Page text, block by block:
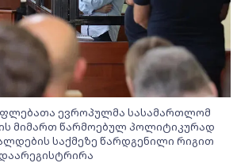
ევროპულმა სასამართლომ
მიმართ წარმოებულ პოლიტიკურად
საქმეზე წარდგენილი რიგით